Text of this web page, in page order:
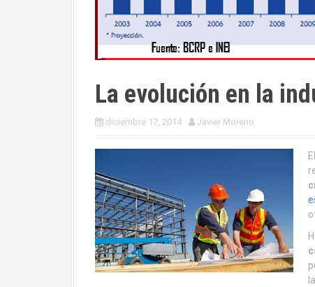
La evolución en la
diciembre 17, 2014 Javier Moreno